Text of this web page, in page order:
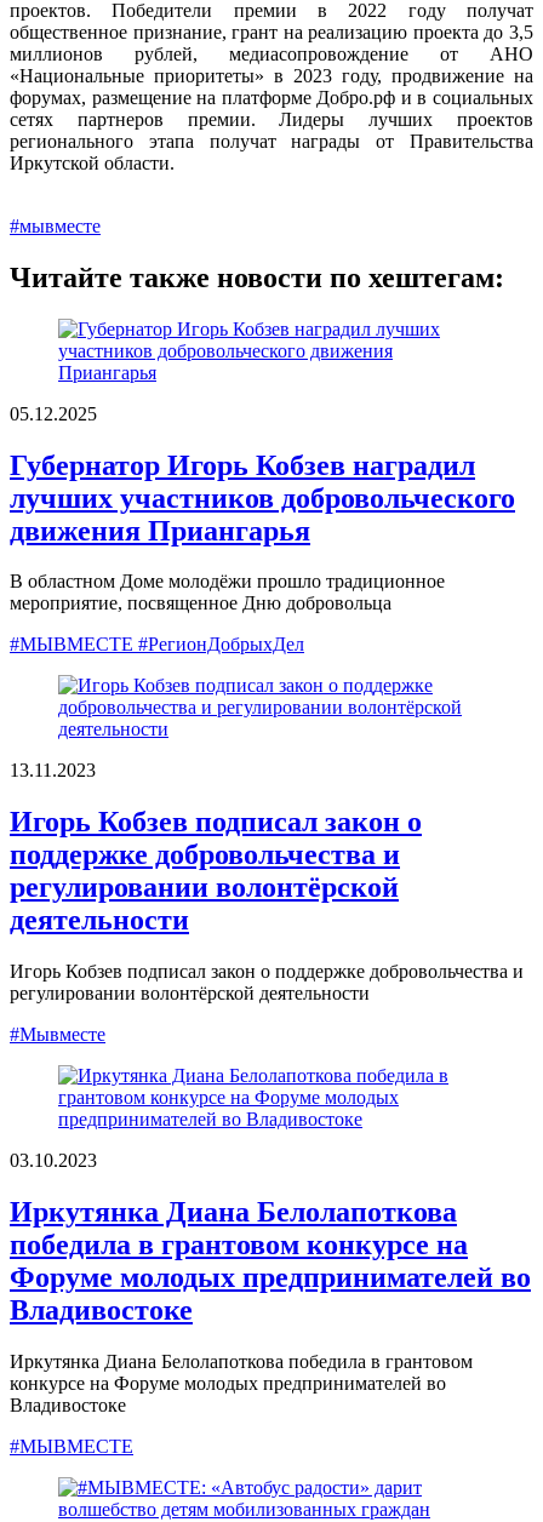
проектов. Победители премии в 2022 году получат
общественное признание, грант на реализацию проекта до 3,5
миллионов рублей, медиасопровождение от АНО
«Национальные приоритеты» в 2023 году, продвижение на
форумах, размещение на платформе Добро.рф и в социальных
сетях партнеров премии. Лидеры лучших проектов
регионального этапа получат награды от Правительства
Иркутской области.
#мывместе
Читайте также новости по хештегам:
05.12.2025
Губернатор Игорь Кобзев наградил
лучших участников добровольческого
движения Приангарья
В областном Доме молодёжи прошло традиционное
мероприятие, посвященное Дню добровольца
#МЫВМЕСТЕ #РегионДобрыхДел
13.11.2023
Игорь Кобзев подписал закон о
поддержке добровольчества и
регулировании волонтёрской
деятельности
Игорь Кобзев подписал закон о поддержке добровольчества и
регулировании волонтёрской деятельности
#Мывместе
03.10.2023
Иркутянка Диана Белолапоткова
победила в грантовом конкурсе на
Форуме молодых предпринимателей во
Владивостоке
Иркутянка Диана Белолапоткова победила в грантовом
конкурсе на Форуме молодых предпринимателей во
Владивостоке
#МЫВМЕСТЕ